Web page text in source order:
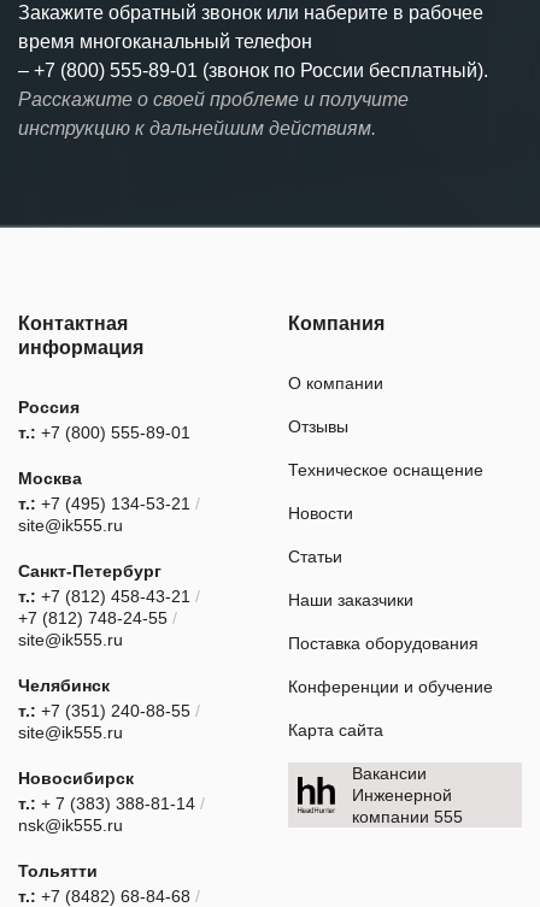
Закажите обратный звонок или наберите в рабочее
время многоканальный телефон
– +7 (800) 555-89-01 (звонок по России бесплатный).
Расскажите о своей проблеме и получите
инструкцию к дальнейшим действиям.
Контактная
информация
Россия
т.: +7 (800) 555-89-01
Москва
т.: +7 (495) 134-53-21 /
site@ik555.ru
Санкт-Петербург
т.: +7 (812) 458-43-21 /
+7 (812) 748-24-55 /
site@ik555.ru
Челябинск
т.: +7 (351) 240-88-55 /
site@ik555.ru
Новосибирск
т.: + 7 (383) 388-81-14 /
nsk@ik555.ru
Тольятти
т.: +7 (8482) 68-84-68 /
Компания
О компании
Отзывы
Техническое оснащение
Новости
Статьи
Наши заказчики
Поставка оборудования
Конференции и обучение
Карта сайта
Вакансии
Инженерной
компании 555